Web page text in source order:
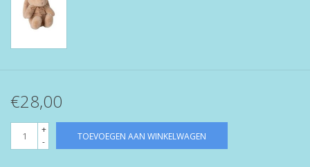
Feest
Merken
€28,00
+
-
TOEVOEGEN AAN WINKELWAGEN